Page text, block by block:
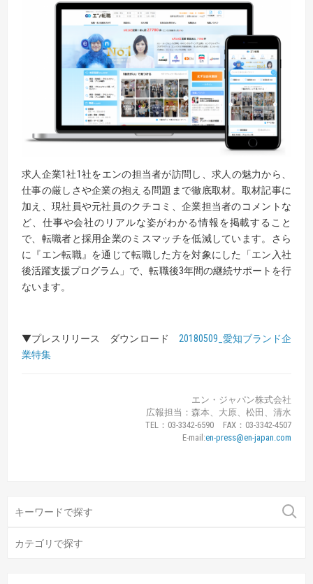
求人企業1社1社をエンの担当者が訪問し、求人の魅力から、
仕事の厳しさや企業の抱える問題まで徹底取材。取材記事に
加え、現社員や元社員のクチコミ、企業担当者のコメントな
ど、仕事や会社のリアルな姿がわかる情報を掲載すること
で、転職者と採用企業のミスマッチを低減しています。さら
に『エン転職』を通じて転職した方を対象にした「エン入社
後活躍支援プログラム」で、転職後3年間の継続サポートを行
ないます。
▼プレスリリース ダウンロード 20180509_愛知ブランド企
業特集
エン・ジャパン株式会社
広報担当：森本、大原、松田、清水
TEL：03-3342-6590 FAX：03-3342-4507
E-mail:en-press@en-japan.com